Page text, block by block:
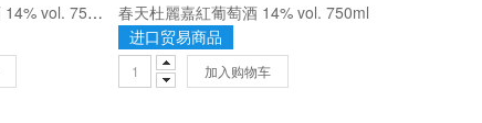
佩榖格蘭珍藏紅葡萄酒 14% vol. 750ml/瓶
春天杜麗嘉紅葡萄酒 14% vol. 750ml
进口贸易商品
加入购物车